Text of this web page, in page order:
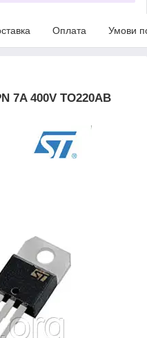
Оплата Умови
7A 400V TO220AB